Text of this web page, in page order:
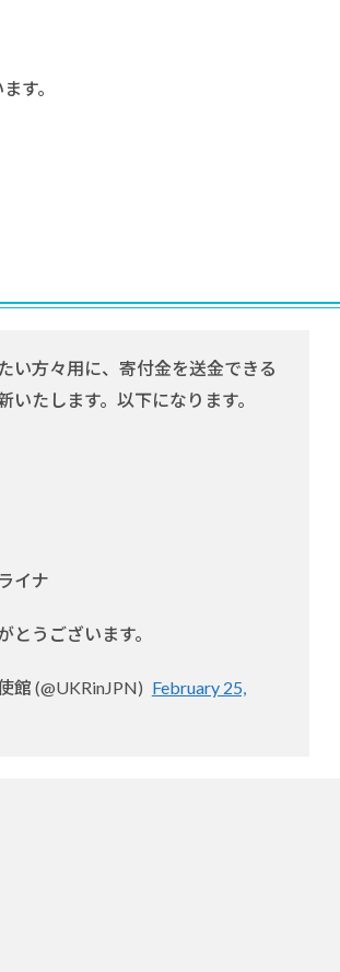
す。
い方々用に、寄付金を送金できる
いたします。以下になります。
イナ
とうございます。
館 (@UKRinJPN) February 25,